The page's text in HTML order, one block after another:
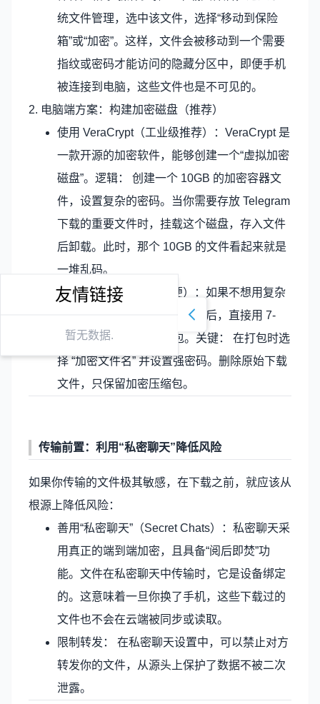
统文件管理，选中该文件，选择“移动到保险
箱”或“加密”。这样，文件会被移动到一个需要
指纹或密码才能访问的隐藏分区中，即便手机
被连接到电脑，这些文件也是不可见的。
2. 电脑端方案：构建加密磁盘（推荐）
使用 VeraCrypt（工业级推荐）：VeraCrypt 是
一款开源的加密软件，能够创建一个“虚拟加密
磁盘”。逻辑： 创建一个 10GB 的加密容器文
件，设置复杂的密码。当你需要存放 Telegram
下载的重要文件时，挂载这个磁盘，存入文件
后卸载。此时，那个 10GB 的文件看起来就是
一堆乱码。
利用加密压缩包（最简便）：如果不想用复杂
的加密软件，可以在下载文件后，直接用 7-
Zip 或 WinRAR 进行打包。关键： 在打包时选
择 “加密文件名” 并设置强密码。删除原始下载
文件，只保留加密压缩包。
传输前置：利用“私密聊天”降低风险
如果你传输的文件极其敏感，在下载之前，就应该从
根源上降低风险：
善用“私密聊天”（Secret Chats）：私密聊天采
用真正的端到端加密，且具备“阅后即焚”功
能。文件在私密聊天中传输时，它是设备绑定
的。这意味着一旦你换了手机，这些下载过的
文件也不会在云端被同步或读取。
限制转发： 在私密聊天设置中，可以禁止对方
转发你的文件，从源头上保护了数据不被二次
泄露。
友情链接
暂无数据.